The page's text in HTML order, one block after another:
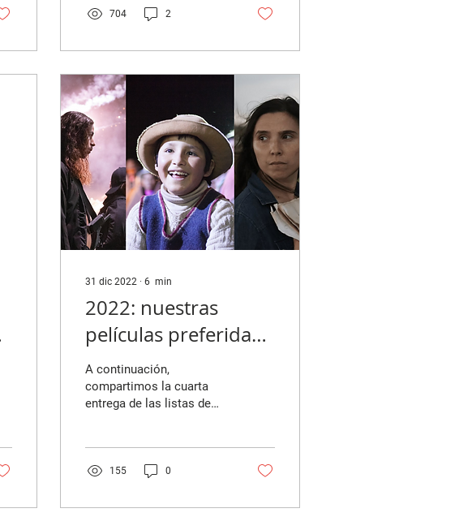
en redes....
704 2
31 dic 2022 ∙ 6 min
2022: nuestras
películas preferidas
(parte 4)
A continuación,
compartimos la cuarta
entrega de las listas de
155 0